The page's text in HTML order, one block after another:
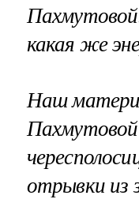
какая же
Наш
отрывки из